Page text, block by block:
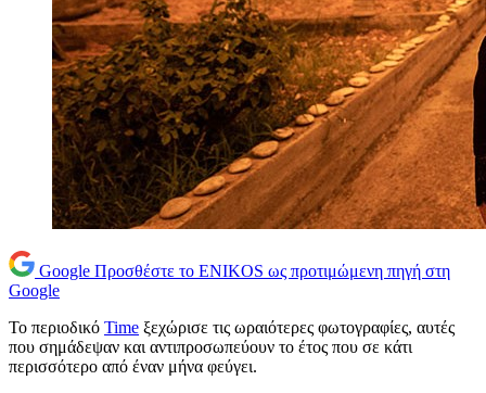
Google Προσθέστε το ENIKOS ως προτιμώμενη πηγή στη
Google
Το περιοδικό Time ξεχώρισε τις ωραιότερες φωτογραφίες, αυτές
που σημάδεψαν και αντιπροσωπεύουν το έτος που σε κάτι
περισσότερο από έναν μήνα φεύγει.